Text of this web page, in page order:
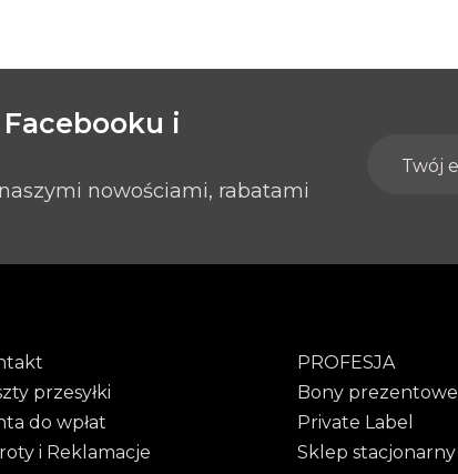
i
nowościami, rabatami
przesyłki
do wpłat
i Reklamacje
PROFESJA
Bony prezentowe
Private Label
Sklep stacjonarny